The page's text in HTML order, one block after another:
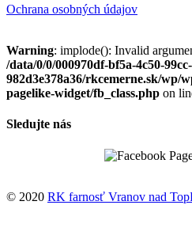
Ochrana osobných údajov
Warning: implode(): Invalid
/data/0/0/000970df-bf5a-4c50-99cc-
982d3e378a36/rkcemerne.sk/wp/
pagelike-widget/fb_class.php on
Sledujte nás
© 2020 RK farnosť Vranov nad